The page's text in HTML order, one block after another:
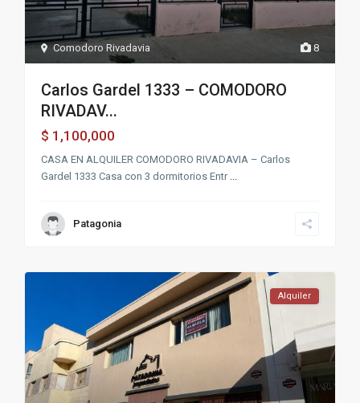
8
Comodoro Rivadavia
Carlos Gardel 1333 – COMODORO
RIVADAV...
$ 1,100,000
CASA EN ALQUILER COMODORO RIVADAVIA – Carlos
Gardel 1333 Casa con 3 dormitorios Entr
Patagonia
Alquiler